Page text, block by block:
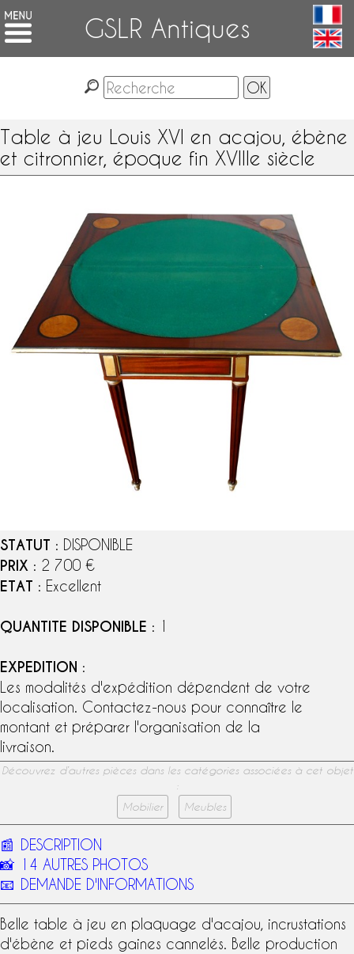
GSLR Antiques
Table à jeu Louis XVI en acajou, ébène
et citronnier, époque fin XVIIIe siècle
STATUT : DISPONIBLE
PRIX : 2 700 €
ETAT : Excellent
QUANTITE DISPONIBLE : 1
EXPEDITION :
Les modalités d'expédition dépendent de votre
localisation. Contactez-nous pour connaître le
montant et préparer l'organisation de la
livraison.
Découvrez d’autres pièces dans les catégories associées à cet objet
:
Mobilier
Meubles
📰 DESCRIPTION
📸 14 AUTRES PHOTOS
📧 DEMANDE D'INFORMATIONS
Belle table à jeu en plaquage d'acajou , incrustations
d'ébène et pieds gaines cannelés. Belle production